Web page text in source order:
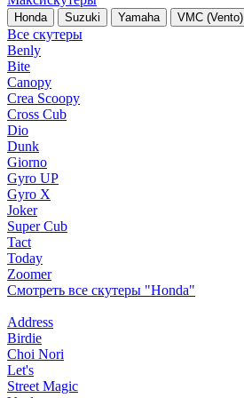
Honda Suzuki Yamaha VMC (Vento)
Все скутеры
Benly
Bite
Canopy
Crea Scoopy
Cross Cub
Dio
Dunk
Giorno
Gyro UP
Gyro X
Joker
Super Cub
Tact
Today
Zoomer
Смотреть все скутеры "Honda"
Address
Birdie
Choi Nori
Let's
Street Magic